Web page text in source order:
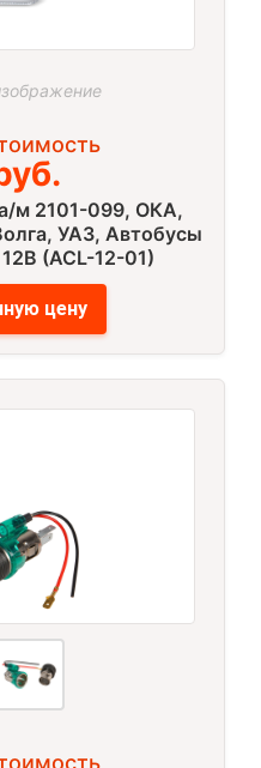
м 2101-099, ОКА,
УАЗ, Автобусы
(ACL-12-01)
цену